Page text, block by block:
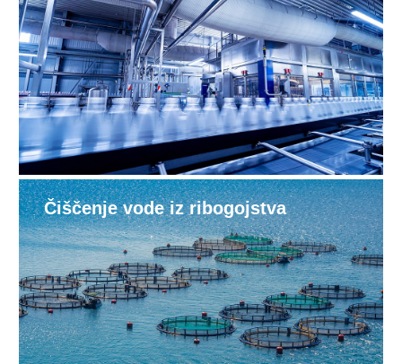
Čiščenje vode iz ribogojstva